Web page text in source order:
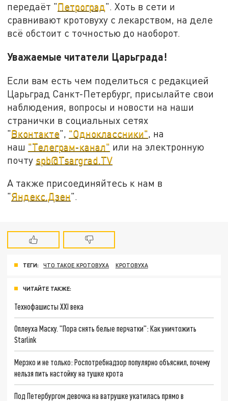
передаёт "Петроград". Хоть в сети и
сравнивают кротовуху с лекарством, на деле
всё обстоит с точностью до наоборот.
Уважаемые читатели Царьграда!
Если вам есть чем поделиться с редакцией
Царьград Санкт-Петербург, присылайте свои
наблюдения, вопросы и новости на наши
странички в социальных сетях
"Вконтакте", "Одноклассники", на
наш "Телеграм-канал" или на электронную
почту spb@Tsargrad.TV
А также присоединяйтесь к нам в
"Яндекс.Дзен".
ТЕГИ: ЧТО ТАКОЕ КРОТОВУХА КРОТОВУХА
ЧИТАЙТЕ ТАКЖЕ:
Технофашисты XXI века
Оплеуха Маску. "Пора снять белые перчатки": Как уничтожить
Starlink
Мерзко и не только: Роспотребнадзор популярно объяснил, почему
нельзя пить настойку на тушке крота
Под Петербургом девочка на ватрушке укатилась прямо в